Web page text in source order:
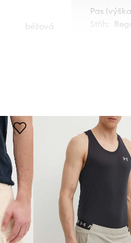
béžová
Pas
Střih
běžně nosíte.
Tabulka